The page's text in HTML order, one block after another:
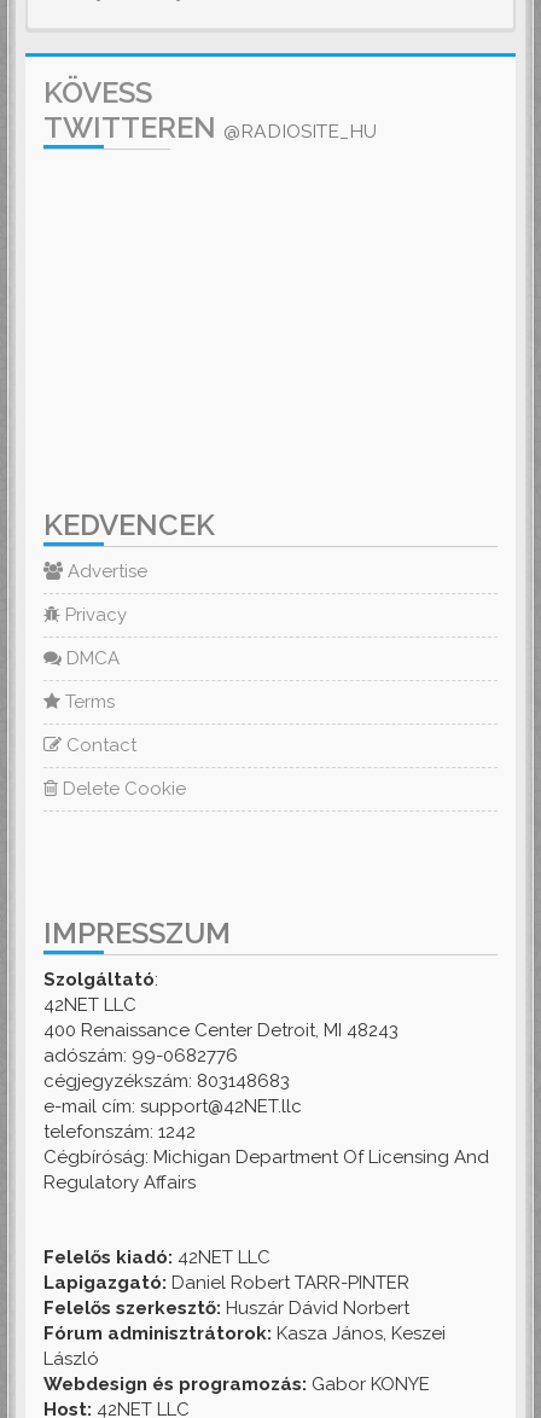
KÖVESS
TWITTEREN @RADIOSITE_HU
KEDVENCEK
Advertise
Privacy
DMCA
Terms
Contact
Delete Cookie
IMPRESSZUM
Szolgáltató:
42NET LLC
400 Renaissance Center Detroit, MI 48243
adószám: 99-0682776
cégjegyzékszám: 803148683
e-mail cím: support@42NET.llc
telefonszám: 1242
Cégbíróság: Michigan Department Of Licensing And
Regulatory Affairs
Felelős kiadó: 42NET LLC
Lapigazgató: Daniel Robert TARR-PINTER
Felelős szerkesztő: Huszár Dávid Norbert
Fórum adminisztrátorok: Kasza János, Keszei
László
Webdesign és programozás: Gabor KONYE
Host: 42NET LLC